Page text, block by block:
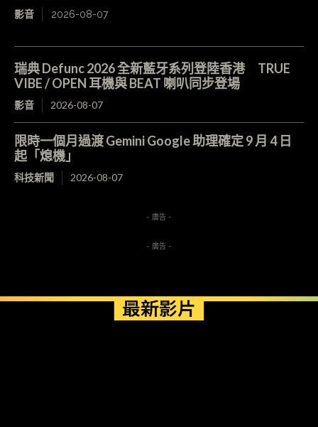
影音 2026-08-07
瑞典 Defunc 2026 全新藍牙系列登陸香港 TRUE
VIBE / OPEN 耳機與 BEAT 喇叭同步登場
影音 2026-08-07
限時一個月過渡 Gemini Google 助理確定 9 月 4 日
起「熄機」
科技新聞 2026-08-07
- 廣告 -
- 廣告 -
最新影片